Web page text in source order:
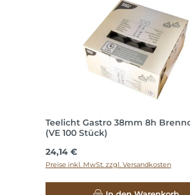
Teelicht Gastro 38mm 8h
(VE 100 Stück)
Regulärer Preis:
24,14 €
Preise inkl. MwSt. zzgl. Versandkosten